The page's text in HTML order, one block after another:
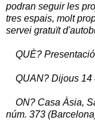
podran seguir les
tres espais, molt
servei gratuït
QUÈ?
QUAN? Dijous 14
ON? Casa Àsia,
núm. 373